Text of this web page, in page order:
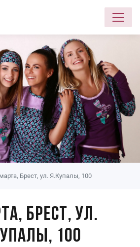
Брест, ул. Я.Купалы, 100
Брест, ул.
100